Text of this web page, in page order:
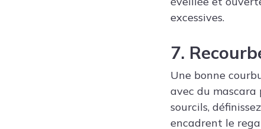
excessives.
7.
Une bonne
avec du mascara
sourcils,
encadrent le